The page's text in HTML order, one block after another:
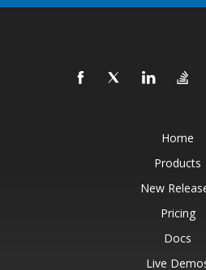
Home
Products
New
Pricing
Docs
Live